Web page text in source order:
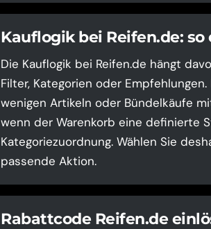
Kauflogik bei Reifen.de:
Die Kauflogik bei Reifen.de hängt
Filter, Kategorien oder
wenigen Artikeln oder Bündelkäufe
wenn der Warenkorb eine definierte
Kategoriezuordnung. Wählen Sie
passende Aktion.
Rabattcode Reifen.de